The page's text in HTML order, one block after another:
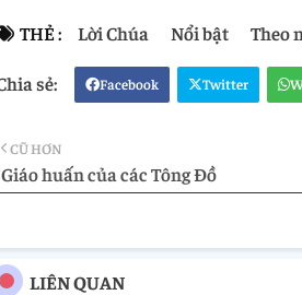
THẺ : Lời Chúa Nổi bật Theo
Facebook Twitter
CŨ HƠN
Giáo huấn của các Tông Đồ
LIÊN QUAN